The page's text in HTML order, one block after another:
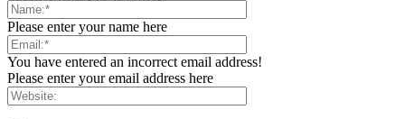
Please enter your name here
You have entered an incorrect email address!
Please enter your email address here